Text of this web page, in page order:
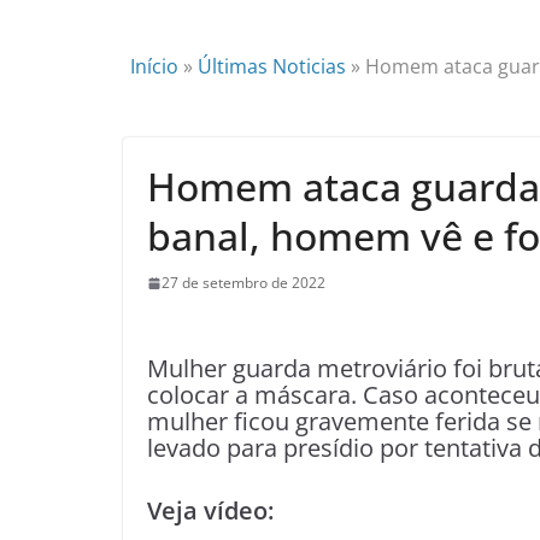
Início » Últimas Noticias » Homem ataca
Homem ataca
banal, homem vê e
27 de setembro de 2022
Mulher guarda metroviário foi
colocar a máscara. Caso
mulher ficou gravemente ferida
levado para presídio por tentativa
Veja vídeo: